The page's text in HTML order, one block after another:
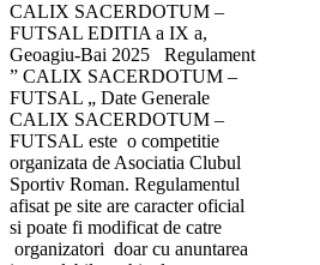
CALIX SACERDOTUM –
FUTSAL EDITIA a IX a,
Geoagiu-Bai 2025 Regulament
” CALIX SACERDOTUM –
FUTSAL „ Date Generale
CALIX SACERDOTUM –
FUTSAL este o competitie
organizata de Asociatia Clubul
Sportiv Roman. Regulamentul
afisat pe site are caracter oficial
si poate fi modificat de catre
organizatori doar cu anuntarea